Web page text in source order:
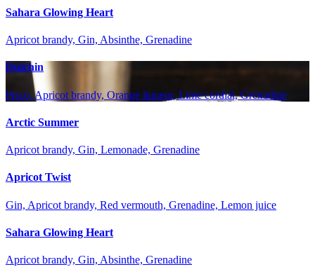
Sahara Glowing Heart
Apricot brandy, Gin, Absinthe, Grenadine
Dulchin
Pisco, Apricot brandy, Orange liqueur, Lime cordial, Grenadine
Arctic Summer
Apricot brandy, Gin, Lemonade, Grenadine
Apricot Twist
Gin, Apricot brandy, Red vermouth, Grenadine, Lemon juice
Sahara Glowing Heart
Apricot brandy, Gin, Absinthe, Grenadine